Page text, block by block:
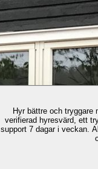
Hyr bättre och tryggare
verifierad hyresvärd, ett
support 7 dagar i veckan.